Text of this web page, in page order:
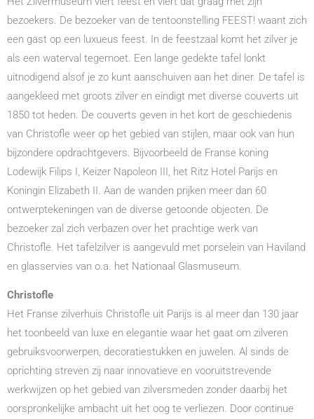
bezoekers. De bezoeker van de tentoonstelling FEEST! waant zich
een gast op een luxueus feest. In de feestzaal komt het zilver je
als een waterval tegemoet. Een lange gedekte tafel lonkt
uitnodigend alsof je zo kunt aanschuiven aan het diner. De tafel is
aangekleed met groots zilver en eindigt met diverse couverts uit
1850 tot heden. De couverts geven in het kort de geschiedenis
van Christofle weer op het gebied van stijlen, maar ook van hun
bijzondere opdrachtgevers. Bijvoorbeeld de Franse koning
Lodewijk Filips I, Keizer Napoleon III, het Ritz Hotel Parijs en
Koningin Elizabeth II. Aan de wanden prijken meer dan 60
ontwerptekeningen van de diverse getoonde objecten. De
bezoeker zal zich verbazen over het prachtige werk van
Christofle. Het tafelzilver is aangevuld met porselein van Haviland
en glasservies van o.a. het Nationaal Glasmuseum.
Christofle
Het Franse zilverhuis Christofle uit Parijs is al meer dan 130 jaar
het toonbeeld van luxe en elegantie waar het gaat om zilveren
gebruiksvoorwerpen, decoratiestukken en juwelen. Al sinds de
oprichting streven zij naar innovatieve en vooruitstrevende
werkwijzen op het gebied van zilversmeden zonder daarbij het
oorspronkelijke ambacht uit het oog te verliezen. Door continue